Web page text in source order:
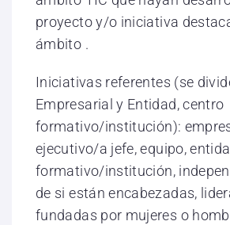
proyecto y/o iniciativa
ámbito .
Iniciativas referentes (se
Empresarial y Entidad, centro
formativo/institución):
ejecutivo/a jefe, equipo,
formativo/institución,
de si están encabezadas,
fundadas por mujeres o